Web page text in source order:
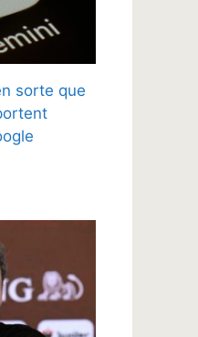
sorte que